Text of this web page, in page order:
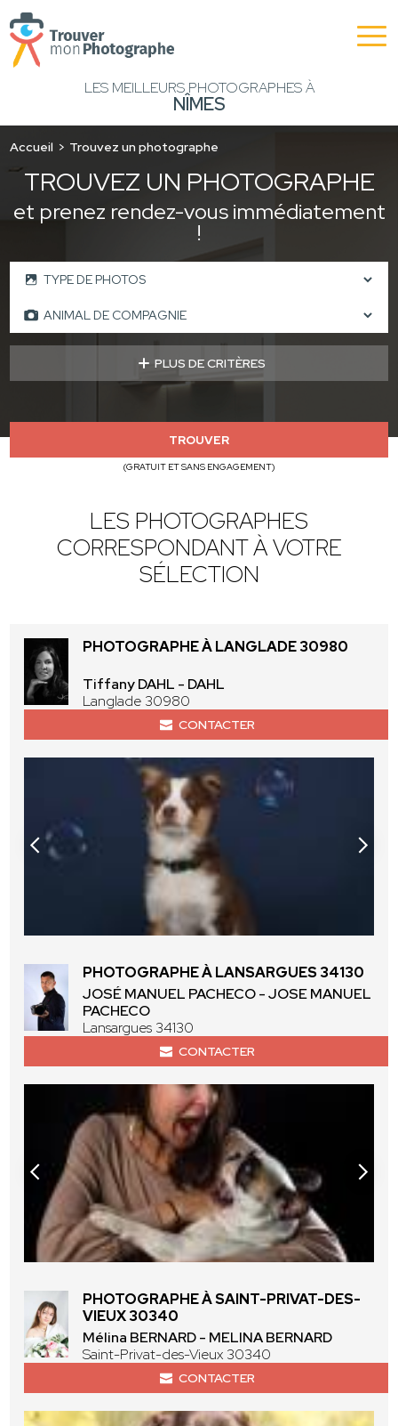
LES MEILLEURS PHOTOGRAPHES À
NÎMES
Accueil Trouvez un photographe
TROUVEZ UN PHOTOGRAPHE
et prenez rendez-vous immédiatement
!
PLUS DE CRITÈRES
TROUVER
(GRATUIT ET SANS ENGAGEMENT)
LES PHOTOGRAPHES
CORRESPONDANT À VOTRE
SÉLECTION
PHOTOGRAPHE À LANGLADE 30980
Tiffany DAHL - DAHL
Langlade 30980
CONTACTER
PHOTOGRAPHE À LANSARGUES 34130
JOSÉ MANUEL PACHECO - JOSE MANUEL
PACHECO
Lansargues 34130
CONTACTER
PHOTOGRAPHE À SAINT-PRIVAT-DES-
VIEUX 30340
Mélina BERNARD - MELINA BERNARD
Saint-Privat-des-Vieux 30340
CONTACTER